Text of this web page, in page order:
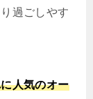
過ごしやす
人気のオー